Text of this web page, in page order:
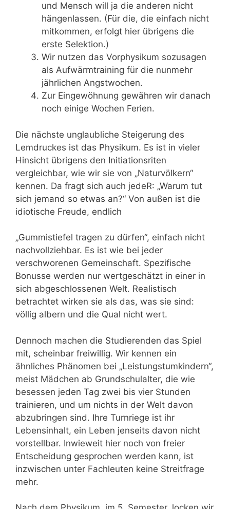
und Mensch will ja die anderen nicht
hängenlassen. (Für die, die einfach nicht
mitkommen, erfolgt hier übrigens die
erste Selektion.)
Wir nutzen das Vorphysikum sozusagen
als Aufwärmtraining für die nunmehr
jährlichen Angstwochen.
Zur Eingewöhnung gewähren wir danach
noch einige Wochen Ferien.
Die nächste unglaubliche Steigerung des
Lemdruckes ist das Physikum. Es ist in vieler
Hinsicht übrigens den Initiationsriten
vergleichbar, wie wir sie von „Naturvölkern“
kennen. Da fragt sich auch jedeR: „Warum tut
sich jemand so etwas an?“ Von außen ist die
idiotische Freude, endlich
„Gummistiefel tragen zu dürfen“, einfach nicht
nachvollziehbar. Es ist wie bei jeder
verschworenen Gemeinschaft. Spezifische
Bonusse werden nur wertgeschätzt in einer in
sich abgeschlossenen Welt. Realistisch
betrachtet wirken sie als das, was sie sind:
völlig albern und die Qual nicht wert.
Dennoch machen die Studierenden das Spiel
mit, scheinbar freiwillig. Wir kennen ein
ähnliches Phänomen bei „Leistungstumkindern“,
meist Mädchen ab Grundschulalter, die wie
besessen jeden Tag zwei bis vier Stunden
trainieren, und um nichts in der Welt davon
abzubringen sind. Ihre Turnriege ist ihr
Lebensinhalt, ein Leben jenseits davon nicht
vorstellbar. Inwieweit hier noch von freier
Entscheidung gesprochen werden kann, ist
inzwischen unter Fachleuten keine Streitfrage
mehr.